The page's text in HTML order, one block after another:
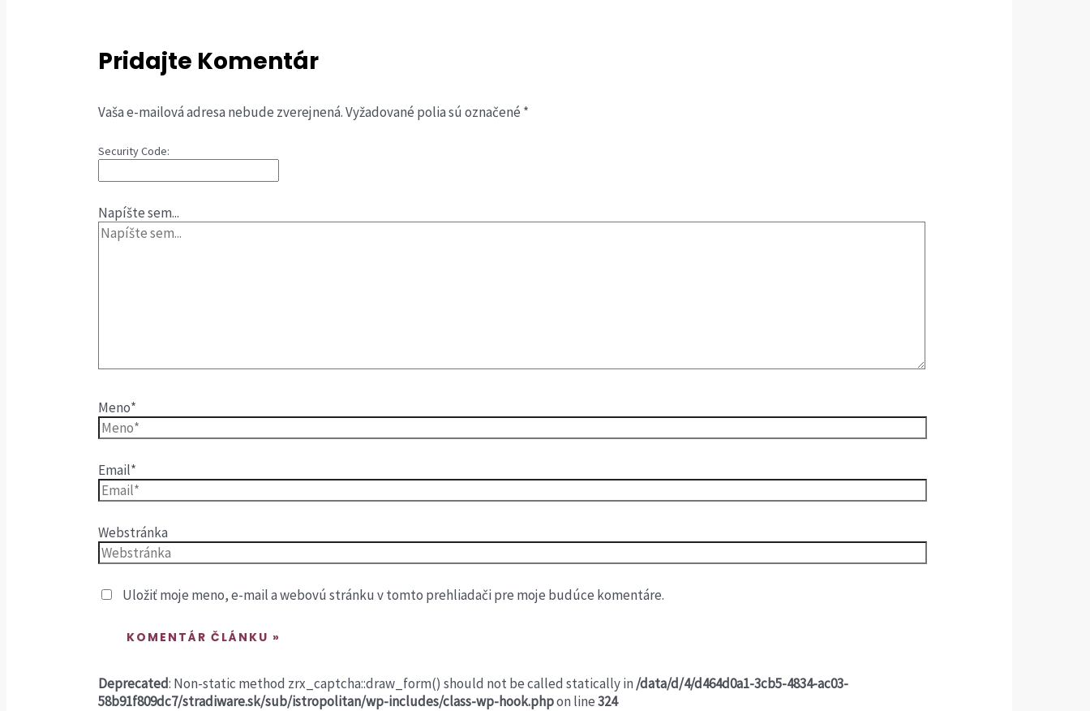
Pridajte Komentár
Vaša e-mailová adresa nebude zverejnená.Vyžadované polia sú označené *
Security Code:
Napíšte sem...
Meno*
Email*
Webstránka
Uložiť moje meno, e-mail a webovú stránku v tomto prehliadači pre moje budúce komentáre.
Deprecated: Non-static method zrx_captcha::draw_form() should not be called statically in /data/d/4/d464d0a1-3cb5-4834-ac03-
58b91f809dc7/stradiware.sk/sub/istropolitan/wp-includes/class-wp-hook.phpon line324